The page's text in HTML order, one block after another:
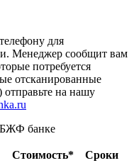
для
Менеджер сообщит вам
потребуется
отсканированные
на нашу
БЖФ банке
Стоимость* Сроки